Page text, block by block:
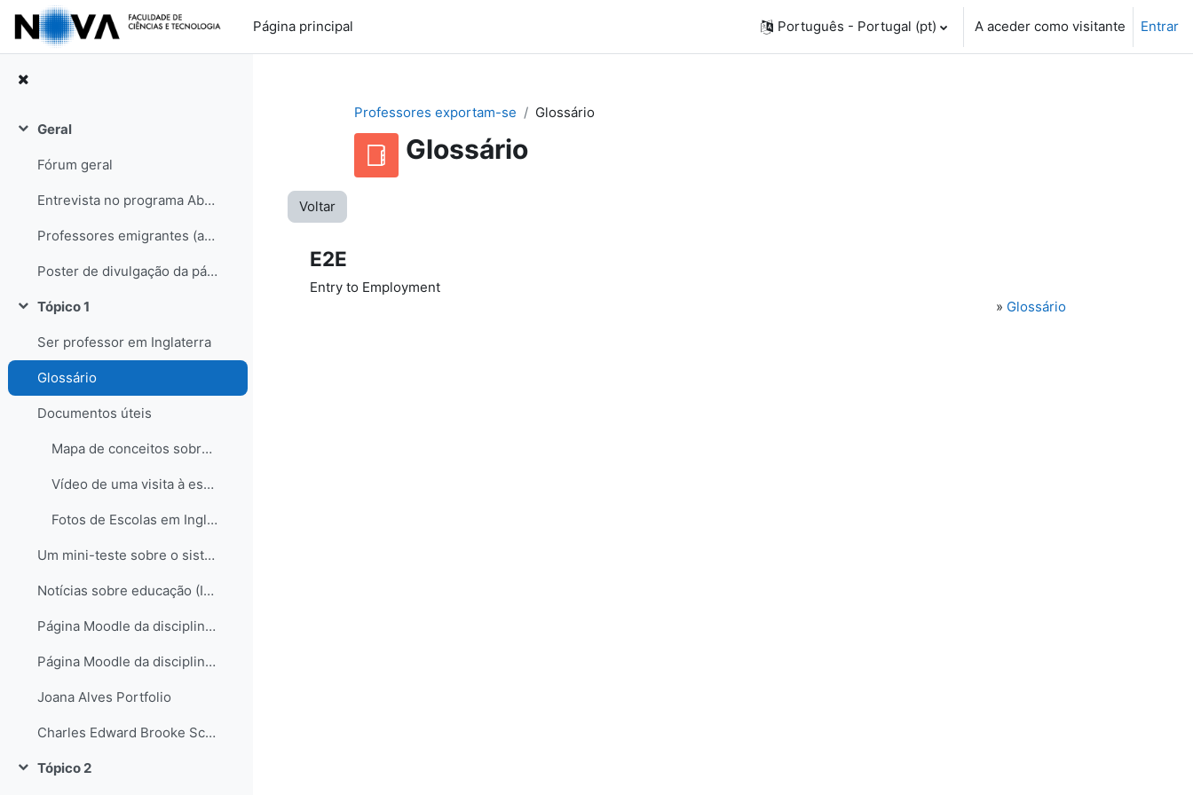
Ir para o conteúdo principal
Página principal
Português - Portugal ‎(pt)‎ A aceder como visitante Entrar
Contrair
Geral
Fórum geral
Entrevista no programa Abraço de Domingo (RDP internacional)
Professores emigrantes (artigo no semanário Sol, edição de 31-05-08)
Poster de divulgação da página
Contrair
Tópico 1
Ser professor em Inglaterra
Glossário
Documentos úteis
Mapa de conceitos sobre o sistema educativo em Inglaterra
Vídeo de uma visita à escola de Hampstead no Reino Unido
Fotos de Escolas em Inglaterra
Um mini-teste sobre o sistema educativo inglês...
Notícias sobre educação (Inglaterra e não só)
Página Moodle da disciplina de Science
Página Moodle da disciplina de Science II
Joana Alves Portfolio
Charles Edward Brooke School Science Departament
Contrair
Tópico 2
Professores exportam-se Glossário
Glossário
Voltar
E2E
Entry to Employment
» Glossário